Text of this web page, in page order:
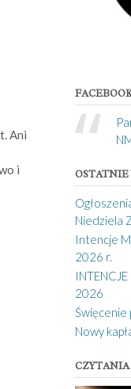
Ani
i
OSTATNIE
Niedziela
Intencje
2026 r.
2026
Święcenie
Nowy